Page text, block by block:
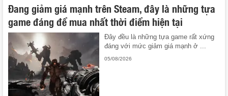
Đang giảm giá mạnh trên Steam, đây là những tựa
game đáng để mua nhất thời điểm hiện tại
Đây đều là những tựa game rất xứng
đáng với mức giảm giá mạnh ở ...
05/08/2026